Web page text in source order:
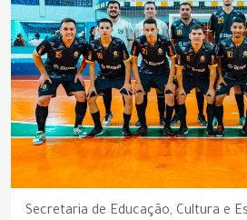
Secretaria de Educação, Cultura e